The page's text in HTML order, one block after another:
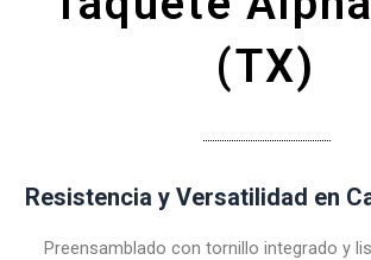
(TX)
Resistencia y Versatilidad en
Preensamblado con tornillo integrado y